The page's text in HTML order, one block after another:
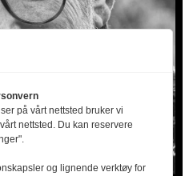
på vårt nettsted bruker vi
nettsted. Du kan reservere
og lignende verktøy for